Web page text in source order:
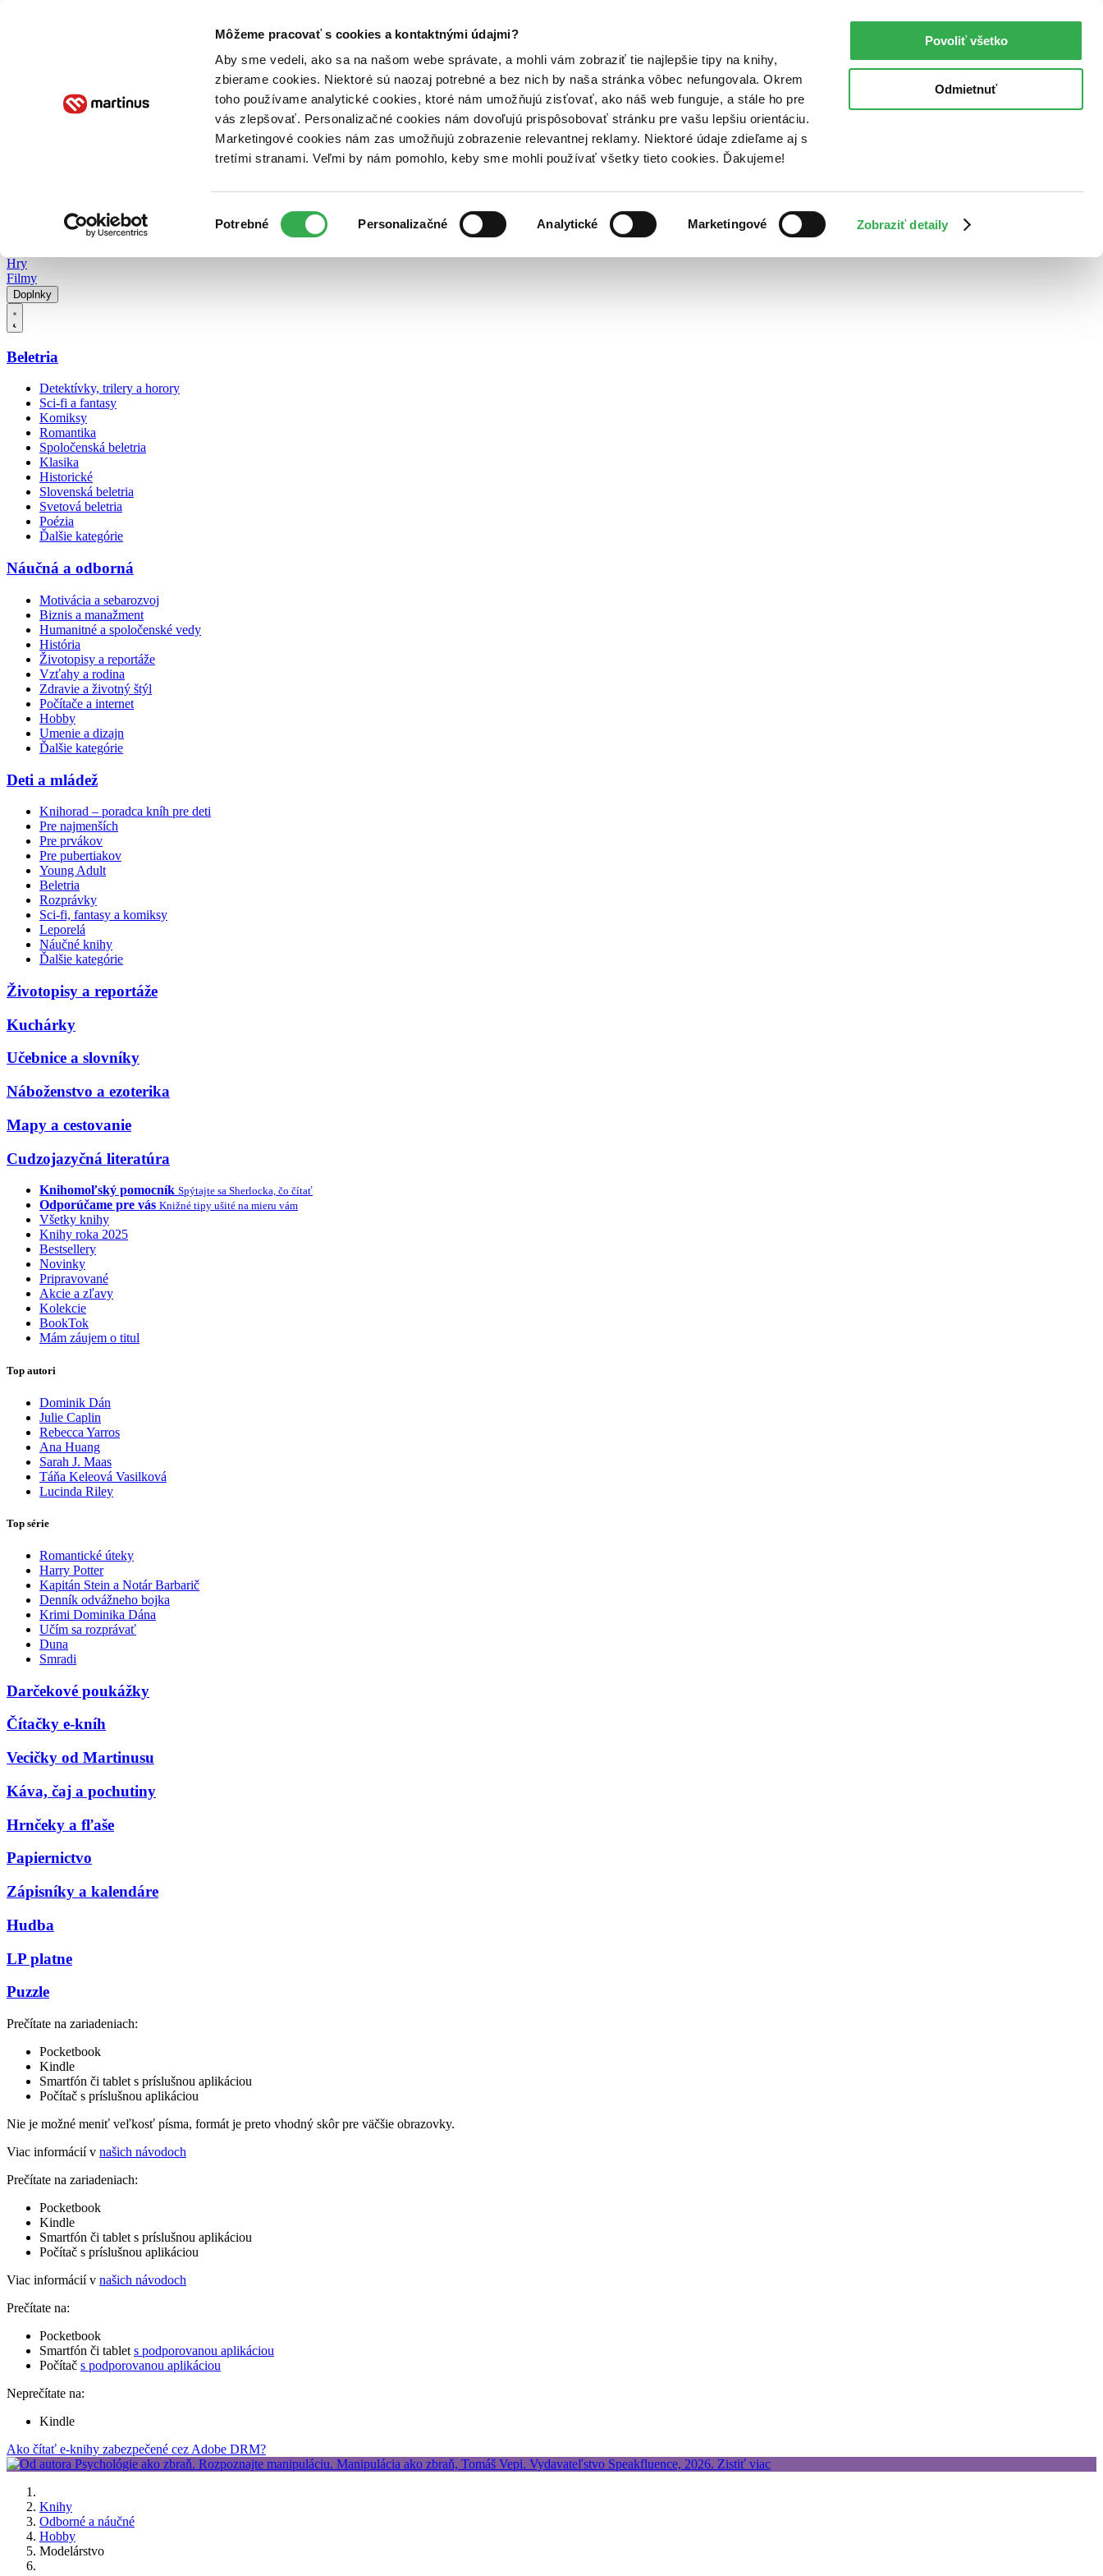
Môžeme pracovať s cookies a kontaktnými údajmi?
Aby sme vedeli, ako sa na našom webe správate, a mohli vám zobraziť tie najlepšie tipy na knihy,
zbierame cookies. Niektoré sú naozaj potrebné a bez nich by naša stránka vôbec nefungovala. Okrem
toho používame analytické cookies, ktoré nám umožňujú zisťovať, ako náš web funguje, a stále ho pre
vás zlepšovať. Personalizačné cookies nám dovoľujú prispôsobovať stránku pre vašu lepšiu orientáciu.
Marketingové cookies nám zas umožňujú zobrazenie relevantnej reklamy. Niektoré údaje zdieľame aj s
tretími stranami. Veľmi by nám pomohlo, keby sme mohli používať všetky tieto cookies. Ďakujeme!
súhlasu
Potrebné Personalizačné Analytické Marketingové Zobraziť detaily
Povoliť všetko
Odmietnuť
Poukážky Kontakt
Hry
Filmy
Doplnky
Beletria
Detektívky, trilery a horory
Sci-fi a fantasy
Komiksy
Romantika
Spoločenská beletria
Klasika
Historické
Slovenská beletria
Svetová beletria
Poézia
Ďalšie kategórie
Náučná a odborná
Motivácia a sebarozvoj
Biznis a manažment
Humanitné a spoločenské vedy
História
Životopisy a reportáže
Vzťahy a rodina
Zdravie a životný štýl
Počítače a internet
Hobby
Umenie a dizajn
Ďalšie kategórie
Deti a mládež
Knihorad – poradca kníh pre deti
Pre najmenších
Pre prvákov
Pre pubertiakov
Young Adult
Beletria
Rozprávky
Sci-fi, fantasy a komiksy
Leporelá
Náučné knihy
Ďalšie kategórie
Životopisy a reportáže
Kuchárky
Učebnice a slovníky
Náboženstvo a ezoterika
Mapy a cestovanie
Cudzojazyčná literatúra
Knihomoľský pomocník Spýtajte sa Sherlocka, čo čítať
Odporúčame pre vás Knižné tipy ušité na mieru vám
Všetky knihy
Knihy roka 2025
Bestsellery
Novinky
Pripravované
Akcie a zľavy
Kolekcie
BookTok
Mám záujem o titul
Top autori
Dominik Dán
Julie Caplin
Rebecca Yarros
Ana Huang
Sarah J. Maas
Táňa Keleová Vasilková
Lucinda Riley
Top série
Romantické úteky
Harry Potter
Kapitán Stein a Notár Barbarič
Denník odvážneho bojka
Krimi Dominika Dána
Učím sa rozprávať
Duna
Smradi
Darčekové poukážky
Čítačky e-kníh
Vecičky od Martinusu
Káva, čaj a pochutiny
Hrnčeky a fľaše
Papiernictvo
Zápisníky a kalendáre
Hudba
LP platne
Puzzle
Prečítate na zariadeniach:
Pocketbook
Kindle
Smartfón či tablet s príslušnou aplikáciou
Počítač s príslušnou aplikáciou
Nie je možné meniť veľkosť písma, formát je preto vhodný skôr pre väčšie obrazovky.
Viac informácií v našich návodoch
Prečítate na zariadeniach:
Pocketbook
Kindle
Smartfón či tablet s príslušnou aplikáciou
Počítač s príslušnou aplikáciou
Viac informácií v našich návodoch
Prečítate na:
Pocketbook
Smartfón či tablet s podporovanou aplikáciou
Počítač s podporovanou aplikáciou
Neprečítate na:
Kindle
Ako čítať e-knihy zabezpečené cez Adobe DRM?
Knihy
Odborné a náučné
Hobby
Modelárstvo